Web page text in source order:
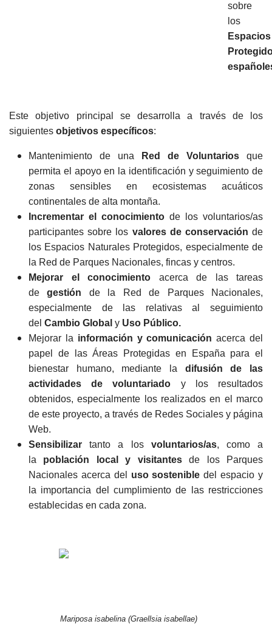
sobre
los
Este objetivo principal se desarrolla a través de los
siguientes objetivos específicos:
Mantenimiento de una Red de Voluntarios que
permita el apoyo en la identificación y seguimiento de
zonas sensibles en ecosistemas acuáticos
continentales de alta montaña.
Incrementar el conocimiento de los voluntarios/as
participantes sobre los valores de conservación de
los Espacios Naturales Protegidos, especialmente de
la Red de Parques Nacionales, fincas y centros.
Mejorar el conocimiento acerca de las tareas
degestión de la Red de Parques Nacionales,
especialmente de las relativas al seguimiento
del Cambio Global y Uso Público.
Mejorar la información y comunicación acerca del
papel de las Áreas Protegidas en España para el
bienestar humano, mediante la difusión de las
actividades de voluntariado y los resultados
obtenidos, especialmente los realizados en el marco
de este proyecto, a través de Redes Sociales y página
Web.
Sensibilizar tanto a los voluntarios/as, como a
la población local y visitantesde los Parques
Nacionales acerca del uso sostenible del espacio y
la importancia del cumplimiento de las restricciones
establecidas en cada zona.
Mariposa isabelina (Graellsia isabellae)